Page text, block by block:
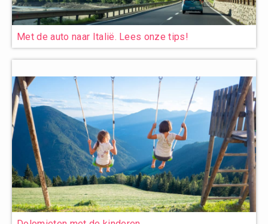
Met de auto naar Italië. Lees onze tips!